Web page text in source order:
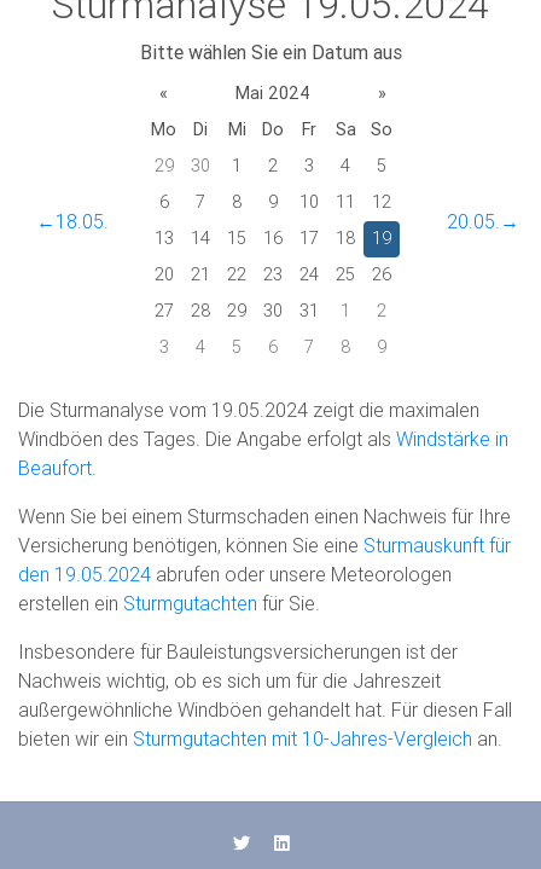
Bitte wählen Sie ein Datum aus
←18.05.
« Mai 2024
»
Mo
Di Mi Do Fr Sa
So
29
30 1 2 3 4
5
6
7 8 9 10 11
12
13
14 15 16 17 18
19
20
21 22 23 24 25
26
27
28 29 30 31 1
2
3
4 5 6 7 8 9
20.05.→
Die Sturmanalyse vom 19.05.2024 zeigt die maximalen
Windböen des Tages. Die Angabe erfolgt als Windstärke in
Beaufort
Wenn Sie bei einem Sturmschaden einen Nachweis für Ihre
Versicherung benötigen, können Sie eine Sturmauskunft für
den 19.05.2024 abrufen oder unsere Meteorologen
erstellen ein Sturmgutachten für Sie.
Insbesondere für Bauleistungsversicherungen ist der
Nachweis wichtig, ob es sich um für die Jahreszeit
außergewöhnliche Windböen gehandelt hat. Für diesen Fall
bieten wir ein Sturmgutachten mit 10-Jahres-Vergleich an.